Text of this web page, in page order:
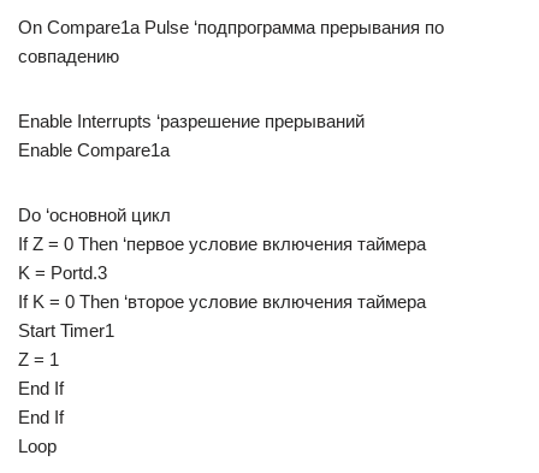
On Compare1a Pulse ‘подпрограмма прерывания по
совпадению
Enable Interrupts ‘разрешение прерываний
Enable Compare1a
Do ‘основной цикл
If Z = 0 Then ‘первое условие включения таймера
K = Portd.3
If K = 0 Then ‘второе условие включения таймера
Start Timer1
Z = 1
End If
End If
Loop